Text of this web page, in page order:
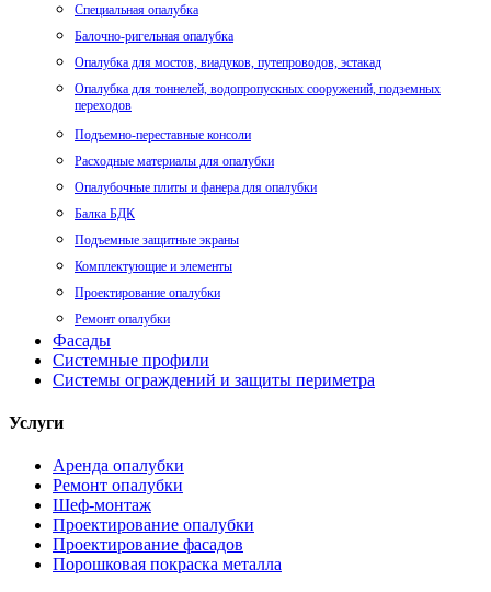
Специальная опалубка
Балочно-ригельная опалубка
Опалубка для мостов, виадуков, путепроводов, эстакад
Опалубка для тоннелей, водопропускных сооружений, подземных
переходов
Подъемно-переставные консоли
Расходные материалы для опалубки
Опалубочные плиты и фанера для опалубки
Балка БДК
Подъемные защитные экраны
Комплектующие и элементы
Проектирование опалубки
Ремонт опалубки
Фасады
Системные профили
Системы ограждений и защиты периметра
Услуги
Аренда опалубки
Ремонт опалубки
Шеф-монтаж
Проектирование опалубки
Проектирование фасадов
Порошковая покраска металла